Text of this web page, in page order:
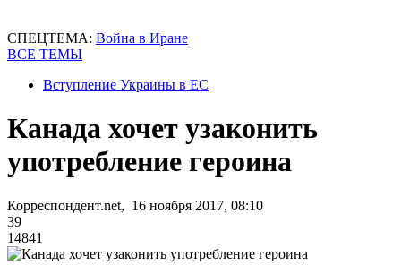
СПЕЦТЕМА: Война в Иране
ВСЕ ТЕМЫ
Вступление Украины в ЕС
Канада хочет узаконить
употребление героина
Корреспондент.net, 16 ноября 2017, 08:10
39
14841